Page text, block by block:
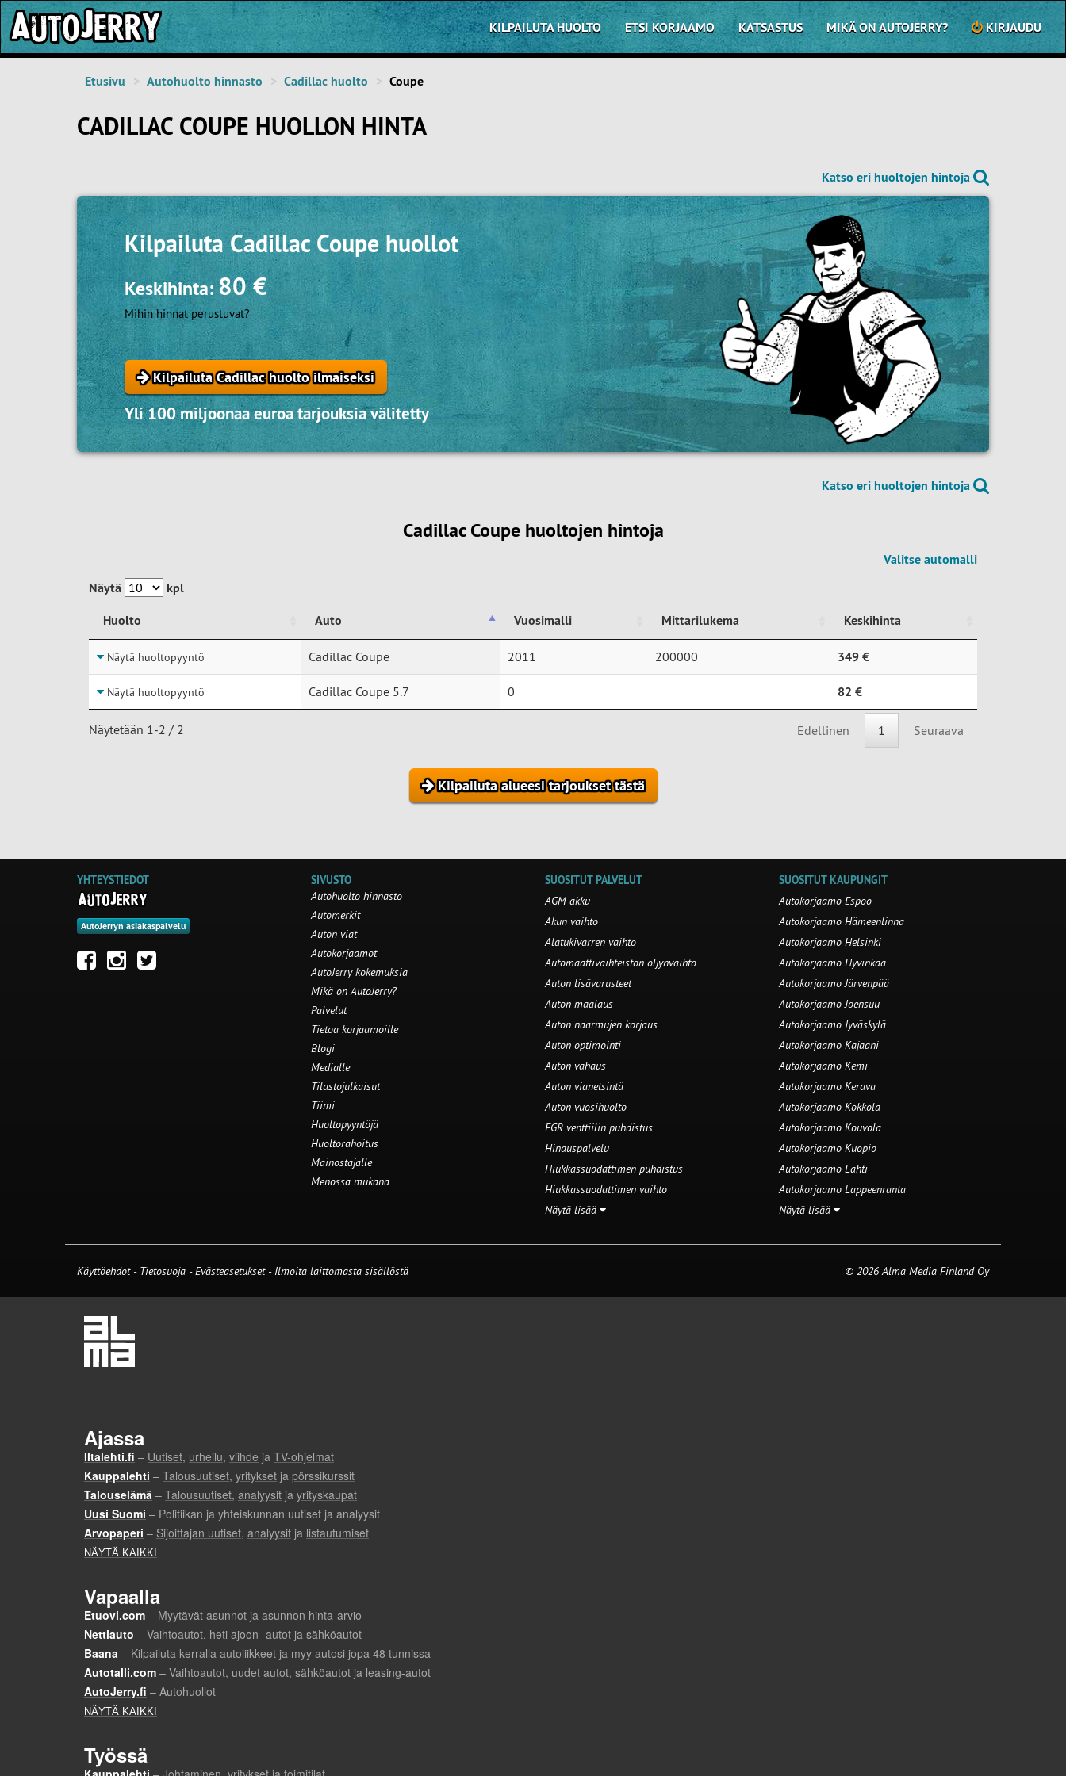
KILPAILUTA HUOLTO ETSI KORJAAMO KATSASTUS MIKÄ ON AUTOJERRY? KIRJAUDU
Etusivu Autohuolto hinnasto Cadillac huolto Coupe
CADILLAC COUPE HUOLLON HINTA
Katso eri huoltojen hintoja
KilpailutaCadillac Coupe huollot
Keskihinta: 80 €
Mihin hinnat perustuvat?
Kilpailuta Cadillac huolto ilmaiseksi
Yli 100 miljoonaa euroa tarjouksia välitetty
Katso eri huoltojen hintoja
Cadillac Coupe huoltojen hintoja
Valitse automalli
Näytä
kpl
Huolto
Auto Vuosimalli Mittarilukema
Keskihinta
Huolto
Auto Vuosimalli Mittarilukema Keskihinta
Näytä huoltopyyntö Cadillac Coupe 2011 200000 349 €
Näytä huoltopyyntö Cadillac Coupe 5.7 0 82 €
Näytetään 1-2 / 2 Edellinen 1 Seuraava
Kilpailuta alueesi tarjoukset tästä
YHTEYSTIEDOT
AutoJerryn asiakaspalvelu
SIVUSTO
Autohuolto hinnasto
Automerkit
Auton viat
Autokorjaamot
AutoJerry kokemuksia
Mikä on AutoJerry?
Palvelut
Tietoa korjaamoille
Blogi
Medialle
Tilastojulkaisut
Tiimi
Huoltopyyntöjä
Huoltorahoitus
Mainostajalle
Menossa mukana
SUOSITUT PALVELUT
AGM akku
Akun vaihto
Alatukivarren vaihto
Automaattivaihteiston öljynvaihto
Auton lisävarusteet
Auton maalaus
Auton naarmujen korjaus
Auton optimointi
Auton vahaus
Auton vianetsintä
Auton vuosihuolto
EGR venttiilin puhdistus
Hinauspalvelu
Hiukkassuodattimen puhdistus
Hiukkassuodattimen vaihto
Näytä lisää
SUOSITUT KAUPUNGIT
Autokorjaamo Espoo
Autokorjaamo Hämeenlinna
Autokorjaamo Helsinki
Autokorjaamo Hyvinkää
Autokorjaamo Järvenpää
Autokorjaamo Joensuu
Autokorjaamo Jyväskylä
Autokorjaamo Kajaani
Autokorjaamo Kemi
Autokorjaamo Kerava
Autokorjaamo Kokkola
Autokorjaamo Kouvola
Autokorjaamo Kuopio
Autokorjaamo Lahti
Autokorjaamo Lappeenranta
Näytä lisää
Käyttöehdot - Tietosuoja -Evästeasetukset- Ilmoita laittomasta sisällöstä © 2026 Alma Media Finland Oy